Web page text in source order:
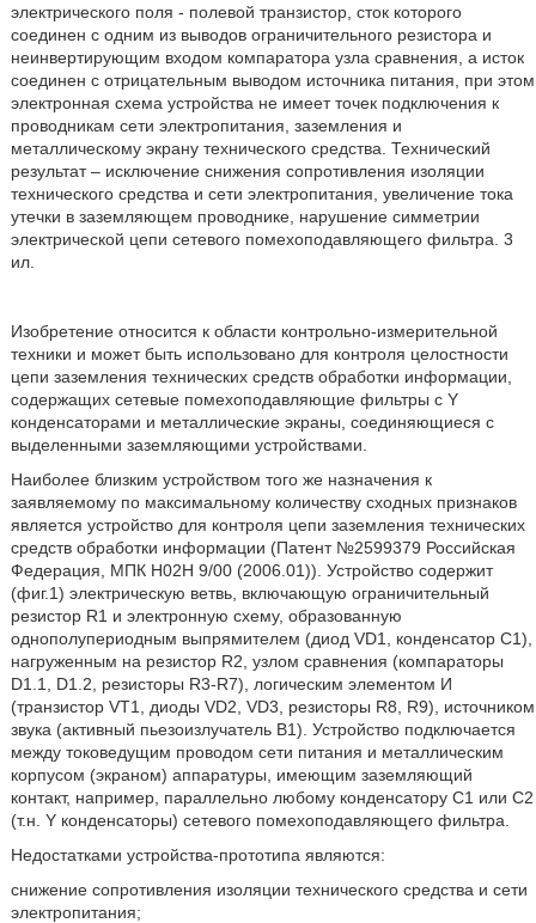
электрического поля - полевой транзистор, сток которого
соединен с одним из выводов ограничительного резистора и
неинвертирующим входом компаратора узла сравнения, а исток
соединен с отрицательным выводом источника питания, при этом
электронная схема устройства не имеет точек подключения к
проводникам сети электропитания, заземления и
металлическому экрану технического средства. Технический
результат – исключение снижения сопротивления изоляции
технического средства и сети электропитания, увеличение тока
утечки в заземляющем проводнике, нарушение симметрии
электрической цепи сетевого помехоподавляющего фильтра. 3
ил.
Изобретение относится к области контрольно-измерительной
техники и может быть использовано для контроля целостности
цепи заземления технических средств обработки информации,
содержащих сетевые помехоподавляющие фильтры с Y
конденсаторами и металлические экраны, соединяющиеся с
выделенными заземляющими устройствами.
Наиболее близким устройством того же назначения к
заявляемому по максимальному количеству сходных признаков
является устройство для контроля цепи заземления технических
средств обработки информации (Патент №2599379 Российская
Федерация, МПК Н02Н 9/00 (2006.01)). Устройство содержит
(фиг.1) электрическую ветвь, включающую ограничительный
резистор R1 и электронную схему, образованную
однополупериодным выпрямителем (диод VD1, конденсатор С1),
нагруженным на резистор R2, узлом сравнения (компараторы
D1.1, D1.2, резисторы R3-R7), логическим элементом И
(транзистор VT1, диоды VD2, VD3, резисторы R8, R9), источником
звука (активный пьезоизлучатель В1). Устройство подключается
между токоведущим проводом сети питания и металлическим
корпусом (экраном) аппаратуры, имеющим заземляющий
контакт, например, параллельно любому конденсатору С1 или С2
(т.н. Y конденсаторы) сетевого помехоподавляющего фильтра.
Недостатками устройства-прототипа являются:
снижение сопротивления изоляции технического средства и сети
электропитания;